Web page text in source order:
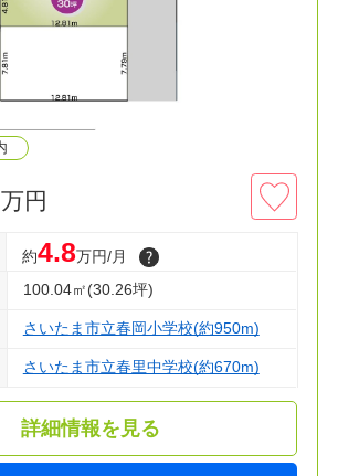
万円
約4.8万円/月
100.04㎡(30.26坪)
さいたま市立春岡小学校(約950m)
さいたま市立春里中学校(約670m)
詳細情報を見る